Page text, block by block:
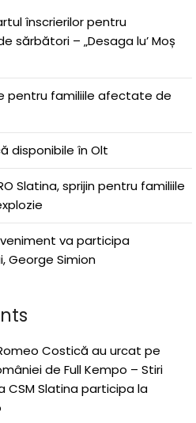
înscrierilor pentru
sărbători – „Desaga lu’ Moș
pentru familiile afectate de
disponibile în Olt
Slatina, sprijin pentru familiile
va participa
George Simion
Costică au urcat pe
de Full Kempo – Stiri
CSM Slatina participa la